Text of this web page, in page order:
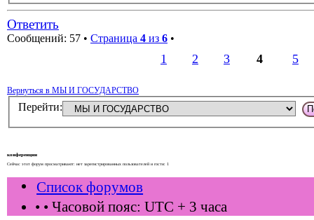
Ответить
Сообщений: 57 • Страница 4 из 6 •
1 2 3 4 5
Вернуться в МЫ И ГОСУДАРСТВО
Перейти:
конференции
Сейчас этот форум просматривают: нет зарегистрированных пользователей и гости: 1
Список форумов
• • Часовой пояс: UTC + 3 часа